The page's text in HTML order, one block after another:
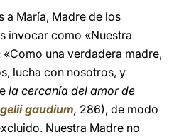
a María, Madre de los
invocar como «Nuestra
una verdadera madre,
lucha con nosotros, y
la cercanía del amor de
gaudium, 286), de modo
Nuestra Madre no